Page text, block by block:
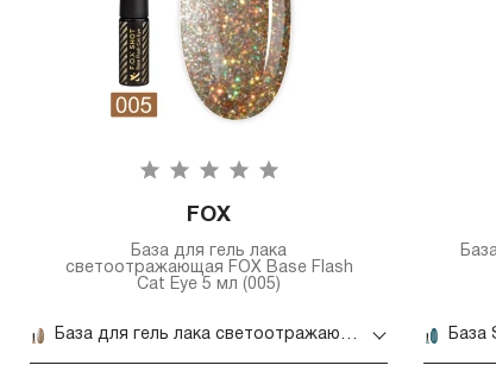
FOX
База для гель лака
светоотражающая FOX Base Flash
Cat Eye 5 мл (005)
База для гель лака светоотражающая FOX Base Flash Cat Eye 5 мл (005)